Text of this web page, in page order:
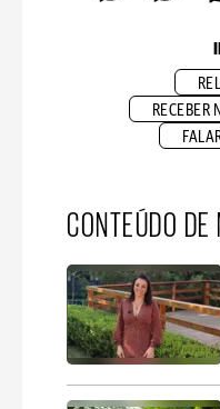
RECEBER
CONTEÚDO DE